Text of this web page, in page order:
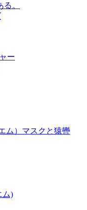
。
ー
ム）マスクと猿轡
ム)